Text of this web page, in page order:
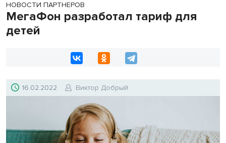
НОВОСТИ ПАРТНЕРОВ
МегаФон разработал тариф для
детей
16.02.2022 Виктор Добрый